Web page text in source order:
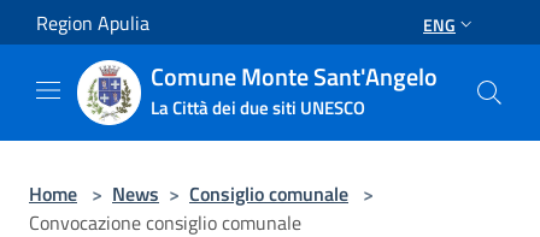
Salta al contenuto principale
Region Apulia ENG
Comune Monte Sant'Angelo
La Città dei due siti UNESCO
Home > News > Consiglio comunale >
Convocazione consiglio comunale